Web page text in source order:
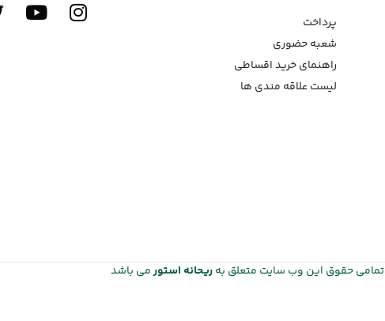
پرداخت
شعبه حضوری
راهنمای خرید اقساطی
لیست علاقه مندی ها
تمامی حقوق این وب سایت متعلق بهریحانه استورمی باشد